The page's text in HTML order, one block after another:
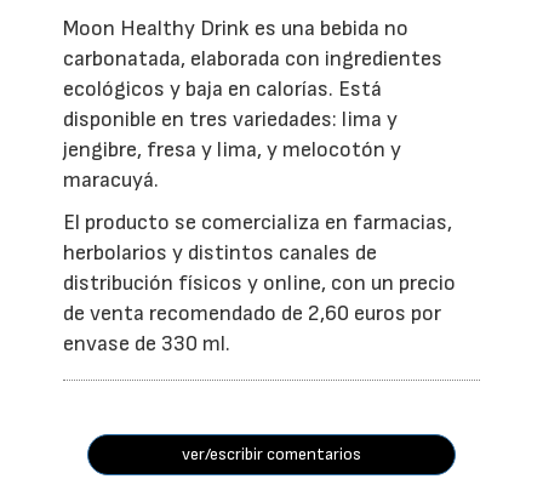
Moon Healthy Drink es una bebida no
carbonatada, elaborada con ingredientes
ecológicos y baja en calorías. Está
disponible en tres variedades: lima y
jengibre, fresa y lima, y melocotón y
maracuyá.
El producto se comercializa en farmacias,
herbolarios y distintos canales de
distribución físicos y online, con un precio
de venta recomendado de 2,60 euros por
envase de 330 ml.
ver/escribir comentarios